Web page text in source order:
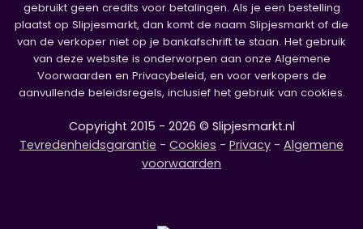
gebruikt geen credits voor betalingen. Als je een bestelling
plaatst op Slipjesmarkt, dan komt de naam Slipjesmarkt of die
van de verkoper niet op je bankafschrift te staan. Het gebruik
van deze website is onderworpen aan onze Algemene
Voorwaarden en Privacybeleid, en voor verkopers de
aanvullende beleidsregels, inclusief het gebruik van cookies.
Copyright 2015 - 2026 © Slipjesmarkt.nl
Tevredenheidsgarantie - Cookies - Privacy - Algemene
voorwaarden